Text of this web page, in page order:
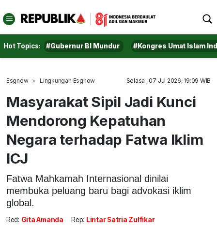
Hot Topics: #Gubernur BI Mundur #Kongres Umat Islam
Esgnow Lingkungan Esgnow Selasa , 07 Jul 2026, 19:09 WIB
Masyarakat Sipil Jadi Kunci
Mendorong Kepatuhan
Negara terhadap Fatwa Iklim
ICJ
Fatwa Mahkamah Internasional dinilai
membuka peluang baru bagi advokasi iklim
global.
Red: Gita Amanda Rep: Lintar Satria Zulfikar